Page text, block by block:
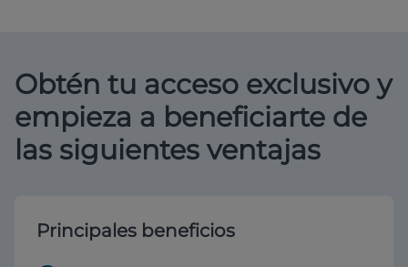
Obtén tu acceso exclusivo y
empieza a beneficiarte de
las siguientes ventajas
Principales beneficios